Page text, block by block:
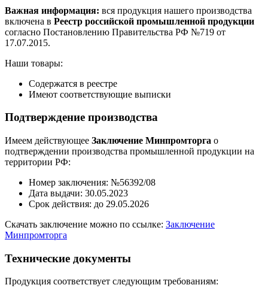
Важная информация: вся продукция нашего производства
включена в Реестр российской промышленной продукции
согласно Постановлению Правительства РФ №719 от
17.07.2015.
Наши товары:
Содержатся в реестре
Имеют соответствующие выписки
Подтверждение производства
Имеем действующее Заключение Минпромторга о
подтверждении производства промышленной продукции на
территории РФ:
Номер заключения: №56392/08
Дата выдачи: 30.05.2023
Срок действия: до 29.05.2026
Скачать заключение можно по ссылке: Заключение
Минпромторга
Технические документы
Продукция соответствует следующим требованиям: